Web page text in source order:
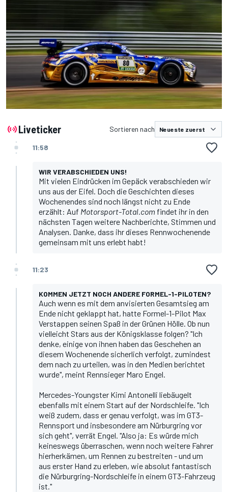
Liveticker Sortieren nach
11:58
WIR VERABSCHIEDEN UNS!
Mit vielen Eindrücken im Gepäck verabschieden wir
uns aus der Eifel. Doch die Geschichten dieses
Wochenendes sind noch längst nicht zu Ende
erzählt: Auf Motorsport-Total.com findet ihr in den
nächsten Tagen weitere Nachberichte, Stimmen und
Analysen. Danke, dass ihr dieses Rennwochenende
gemeinsam mit uns erlebt habt!
11:23
KOMMEN JETZT NOCH ANDERE FORMEL-1-PILOTEN?
Auch wenn es mit dem anvisierten Gesamtsieg am
Ende nicht geklappt hat, hatte Formel-1-Pilot Max
Verstappen seinen Spaß in der Grünen Hölle. Ob nun
vielleicht Stars aus der Königsklasse folgen? "Ich
denke, einige von ihnen haben das Geschehen an
diesem Wochenende sicherlich verfolgt, zumindest
dem nach zu urteilen, was in den Medien berichtet
wurde", meint Rennsieger Maro Engel.
Mercedes-Youngster Kimi Antonelli liebäugelt
ebenfalls mit einem Start auf der Nordschleife. "Ich
weiß zudem, dass er genau verfolgt, was im GT3-
Rennsport und insbesondere am Nürburgring vor
sich geht", verrät Engel. "Also ja: Es würde mich
keineswegs überraschen, wenn noch weitere Fahrer
hierherkämen, um Rennen zu bestreiten - und um
aus erster Hand zu erleben, wie absolut fantastisch
die Nürburgring-Nordschleife in einem GT3-Fahrzeug
ist."